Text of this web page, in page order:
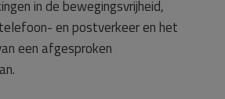
in de bewegingsvrijheid,
en postverkeer en het
een afgesproken